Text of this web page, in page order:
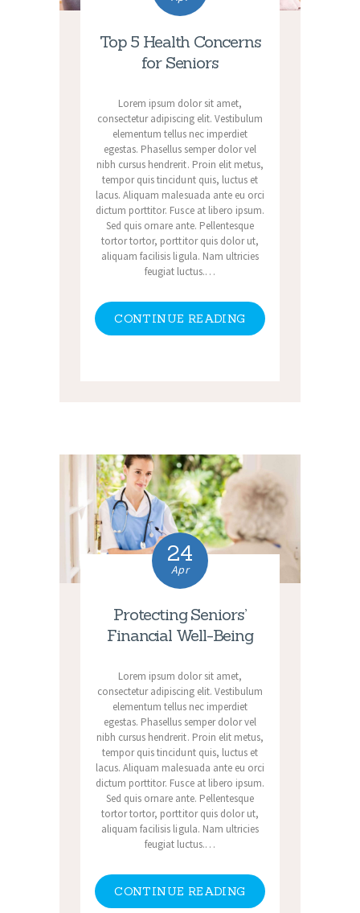
Top 5 Health Concerns
for Seniors
Lorem ipsum dolor sit amet,
consectetur adipiscing elit. Vestibulum
elementum tellus nec imperdiet
egestas. Phasellus semper dolor vel
nibh cursus hendrerit. Proin elit metus,
tempor quis tincidunt quis, luctus et
lacus. Aliquam malesuada ante eu orci
dictum porttitor. Fusce at libero ipsum.
Sed quis ornare ante. Pellentesque
tortor tortor, porttitor quis dolor ut,
aliquam facilisis ligula. Nam ultricies
feugiat luctus.…
CONTINUE READING
24
Apr
Protecting Seniors’
Financial Well-Being
Lorem ipsum dolor sit amet,
consectetur adipiscing elit. Vestibulum
elementum tellus nec imperdiet
egestas. Phasellus semper dolor vel
nibh cursus hendrerit. Proin elit metus,
tempor quis tincidunt quis, luctus et
lacus. Aliquam malesuada ante eu orci
dictum porttitor. Fusce at libero ipsum.
Sed quis ornare ante. Pellentesque
tortor tortor, porttitor quis dolor ut,
aliquam facilisis ligula. Nam ultricies
feugiat luctus.…
CONTINUE READING